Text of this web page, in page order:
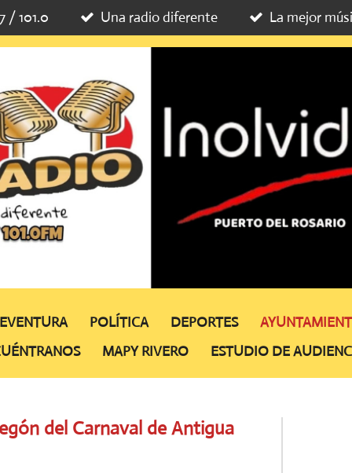
/ 101.0 Una radio diferente La mejor
POLÍTICA DEPORTES
MAPY RIVERO ESTUDIO DE
del Carnaval de Antigua